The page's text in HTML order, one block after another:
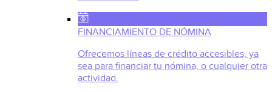
FINANCIAMIENTO DE NÓMINA
Ofrecemos líneas de crédito accesibles, ya
sea para financiar tu nómina, o cualquier otra
actividad.